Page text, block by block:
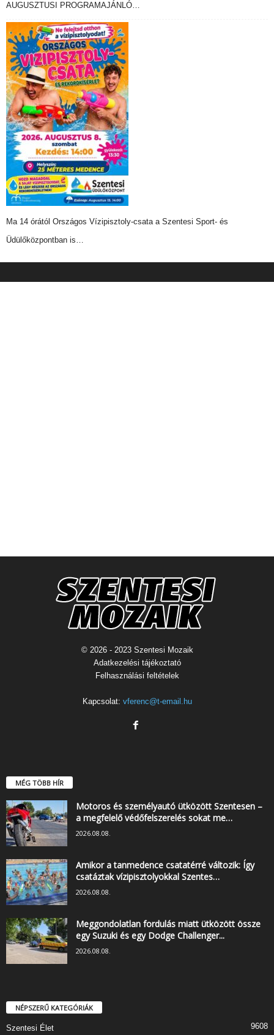
AUGUSZTUSI PROGRAMAJÁNLÓ…
Ma 14 órától Országos Vízipisztoly-csata a Szentesi Sport- és
Üdülőközpontban is…
© 2026 - 2023 Szentesi Mozaik
Adatkezelési tájékoztató
Felhasználási feltételek
Kapcsolat: vferenc@t-email.hu
MÉG TÖBB HÍR
Motoros és személyautó ütközött Szentesen –
a megfelelő védőfelszerelés sokat me…
2026.08.08.
Amikor a tanmedence csatatérré változik: Így
csatáztak vízipisztolyokkal Szentes…
2026.08.08.
Meggondolatlan fordulás miatt ütközött össze
egy Suzuki és egy Dodge Challenger...
2026.08.08.
NÉPSZERŰ KATEGÓRIÁK
Szentesi Élet 9608